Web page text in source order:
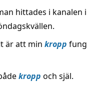
hittades i kanalen
är att min kropp
kropp och själ.